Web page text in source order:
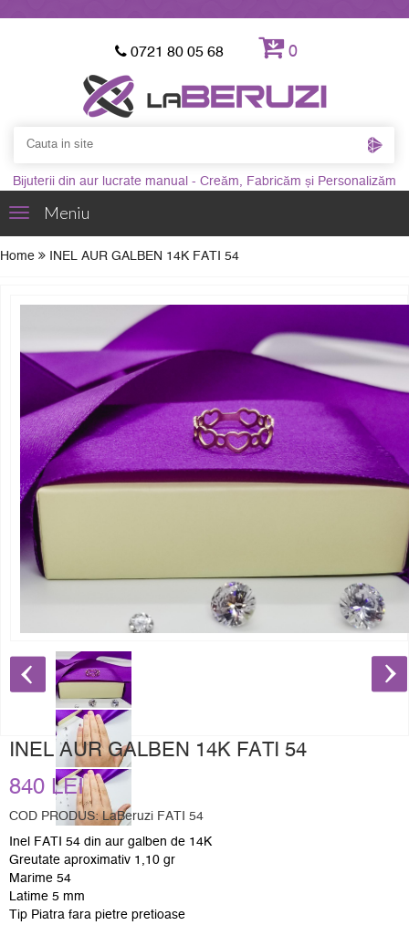
0721 80 05 68 0
Bijuterii din aur lucrate manual - Creăm, Fabricăm și Personalizăm
ToggleMeniu
Home INEL AUR GALBEN 14K FATI 54
INEL AUR GALBEN 14K FATI 54
840 LEI
COD PRODUS: LaBeruzi FATI 54
Inel FATI 54 din aur galben de 14K
Greutate aproximativ 1,10 gr
Marime 54
Latime 5 mm
Tip Piatra fara pietre pretioase